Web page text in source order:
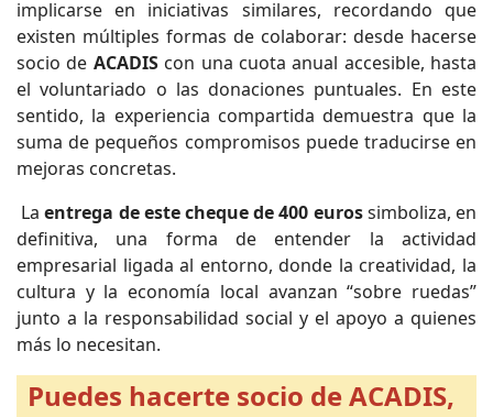
implicarse en iniciativas similares, recordando que
existen múltiples formas de colaborar: desde hacerse
socio de ACADIScon una cuota anual accesible, hasta
el voluntariado o las donaciones puntuales. En este
sentido, la experiencia compartida demuestra que la
suma de pequeños compromisos puede traducirse en
mejoras concretas.
La entrega de este cheque de 400 eurossimboliza, en
definitiva, una forma de entender la actividad
empresarial ligada al entorno, donde la creatividad, la
cultura y la economía local avanzan “sobre ruedas”
junto a la responsabilidad social y el apoyo a quienes
más lo necesitan.
Puedes hacerte socio de ACADIS,